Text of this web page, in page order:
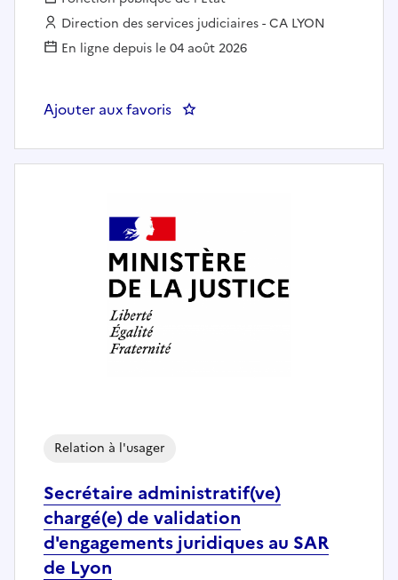
Employeur :
Direction des services judiciaires - CA LYON
En ligne depuis le 04 août 2026
Ajouter aux favoris : Secrétaire administratif(ve)
Secrétaire administratif(ve)
chargé(e) de validation
d'engagements juridiques au SAR
de Lyon
Relation à l'usager